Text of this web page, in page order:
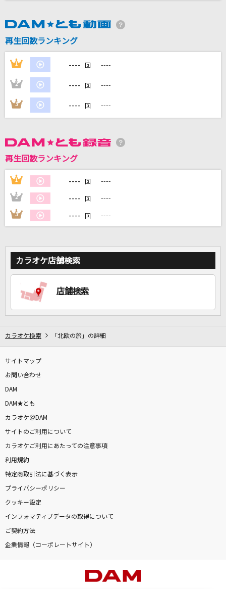
Mrs. GREEN APPLE
カラオケ最新情報をチェック！
再生回数ランキング
1 ---- 回 ----
2 ---- 回 ----
3 ---- 回 ----
再生回数ランキング
1 ---- 回 ----
2 ---- 回 ----
3 ---- 回 ----
カラオケ店舗検索
店舗検索
カラオケ検索 「北欧の旅」の詳細
サイトマップ
お問い合わせ
DAM
DAM★とも
カラオケ＠DAM
サイトのご利用について
カラオケご利用にあたっての注意事項
利用規約
特定商取引法に基づく表示
プライバシーポリシー
クッキー設定
インフォマティブデータの取得について
ご契約方法
企業情報（コーポレートサイト）